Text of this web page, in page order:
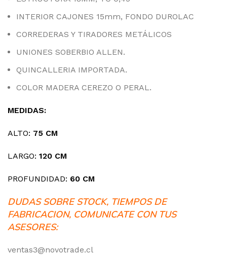
INTERIOR CAJONES 15mm, FONDO DUROLAC
CORREDERAS Y TIRADORES METÁLICOS
UNIONES SOBERBIO ALLEN.
QUINCALLERIA IMPORTADA.
COLOR MADERA CEREZO O PERAL.
MEDIDAS:
ALTO: 75 CM
LARGO: 120 CM
PROFUNDIDAD: 60 CM
DUDAS SOBRE STOCK, TIEMPOS DE
FABRICACION, COMUNICATE CON TUS
ASESORES:
ventas3@novotrade.cl